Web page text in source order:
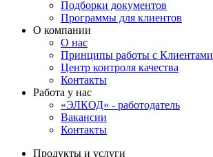
Подборки документов
Программы для клиентов
О компании
О нас
Принципы работы с Клиентами
Центр контроля качества
Контакты
Работа у нас
«ЭЛКОД» - работодатель
Вакансии
Контакты
Продукты и услуги